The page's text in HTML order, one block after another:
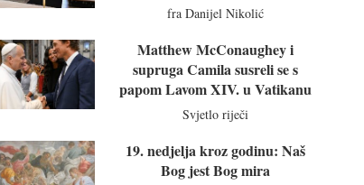
fra Danijel Nikolić
Matthew McConaughey i
supruga Camila susreli se s
papom Lavom XIV. u Vatikanu
Svjetlo riječi
19. nedjelja kroz godinu: Naš
Bog jest Bog mira